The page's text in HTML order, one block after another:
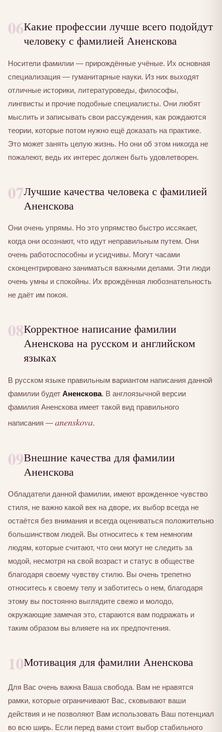
06Какие профессии лучше всего подойдут
человеку с фамилией Аненскова
Носители фамилии — прирождённые учёные. Их основная
специализация — гуманитарные науки. Из них выходят
отличные историки, литературоведы, философы,
лингвисты и прочие подобные специалисты. Они любят
мыслить и записывать свои рассуждения, как рождаются
теории, которые потом нужно ещё доказать на практике.
Это может занять целую жизнь. Но они об этом никогда не
пожалеют, ведь их интерес должен быть удовлетворен.
07Лучшие качества человека с фамилией
Аненскова
Они очень упрямы. Но это упрямство быстро иссякает,
когда они осознают, что идут неправильным путем. Они
очень работоспособны и усидчивы. Могут часами
сконцентрировано заниматься важными делами. Эти люди
очень умны и спокойны. Их врождённая любознательность
не даёт им покоя.
08Корректное написание фамилии
Аненскова на русском и английском
языках
В русском языке правильным вариантом написания данной
фамилии будет Аненскова. В англоязычной версии
фамилия Аненскова имеет такой вид правильного
написания — anenskova.
09Внешние качества для фамилии
Аненскова
Обладатели данной фамилии, имеют врожденное чувство
стиля, не важно какой век на дворе, их выбор всегда не
остаётся без внимания и всегда оцениваться положительно
большинством людей. Вы относитесь к тем немногим
людям, которые считают, что они могут не следить за
модой, несмотря на свой возраст и статус в обществе
благодаря своему чувству стилю. Вы очень трепетно
относитесь к своему телу и заботитесь о нем, благодаря
этому вы постоянно выглядите свежо и молодо,
окружающие замечая это, стараются вам подражать и
таким образом вы влияете на их предпочтения.
10Мотивация для фамилии Аненскова
Для Вас очень важна Ваша свобода. Вам не нравятся
рамки, которые ограничивают Вас, сковывают ваши
действия и не позволяют Вам использовать Ваш потенциал
во всю ширь. Если перед вами стоит выбор стабильного